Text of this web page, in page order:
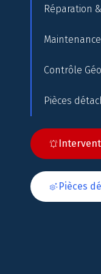
Réparation
Contrôle
Pièces
Pièces